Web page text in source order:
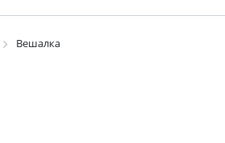
Вешалка